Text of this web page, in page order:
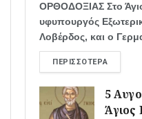
ΟΡΘΟΔΟΞΙΑΣ Στο
υφυπουργός
Λοβέρδος, και ο
ΠΕΡΙΣΣΌΤΕΡΑ
5
Άγιος